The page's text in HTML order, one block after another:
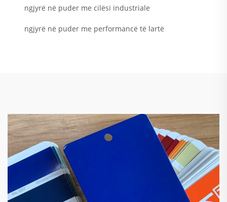
ngjyrë në puder me cilësi industriale
ngjyrë në puder me performancë të lartë